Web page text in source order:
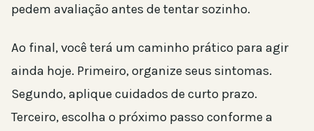
pedem avaliação antes de tentar sozinho.
Ao final, você terá um caminho prático para agir
ainda hoje. Primeiro, organize seus sintomas.
Segundo, aplique cuidados de curto prazo.
Terceiro, escolha o próximo passo conforme a